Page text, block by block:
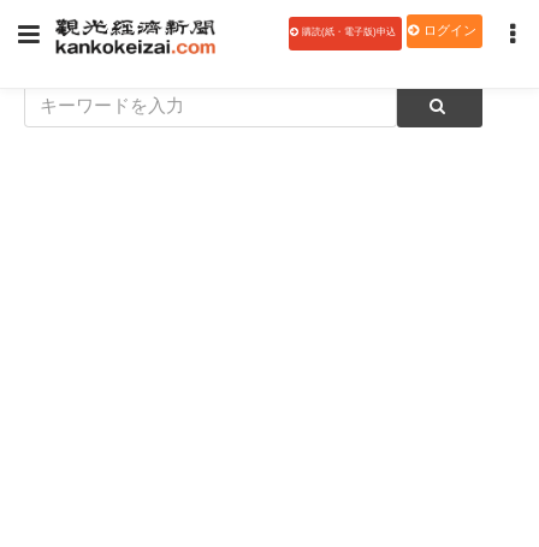
購読(紙・電子版)申込 ログイン